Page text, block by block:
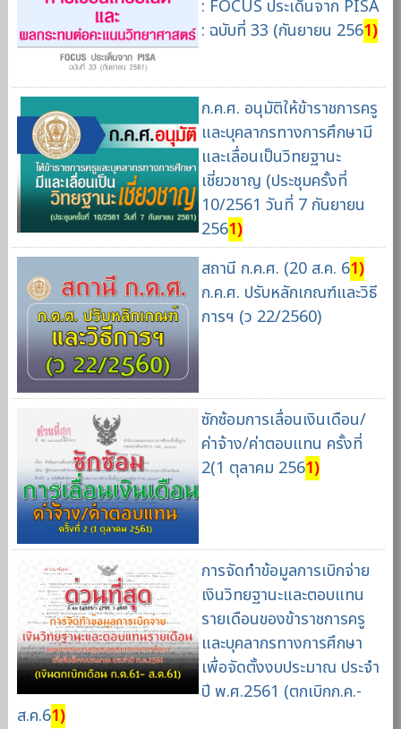
: FOCUS ประเด็นจาก PISA
: ฉบับที่ 33 (กันยายน 2561)
ก.ค.ศ. อนุมัติให้ข้าราชการครู
และบุคลากรทางการศึกษามี
และเลื่อนเป็นวิทยฐานะ
เชี่ยวชาญ (ประชุมครั้งที่
10/2561 วันที่ 7 กันยายน
2561)
สถานี ก.ค.ศ. (20 ส.ค. 61)
ก.ค.ศ. ปรับหลักเกณฑ์และวิธี
การฯ (ว 22/2560)
ซักซ้อมการเลื่อนเงินเดือน/
ค่าจ้าง/ค่าตอบแทน ครั้งที่
2(1 ตุลาคม 2561)
การจัดทำข้อมูลการเบิกจ่าย
เงินวิทยฐานะและตอบแทน
รายเดือนของข้าราชการครู
และบุคลากรทางการศึกษา
เพื่อจัดตั้งงบประมาณ ประจำ
ปี พ.ศ.2561 (ตกเบิกก.ค.-
ส.ค.61)